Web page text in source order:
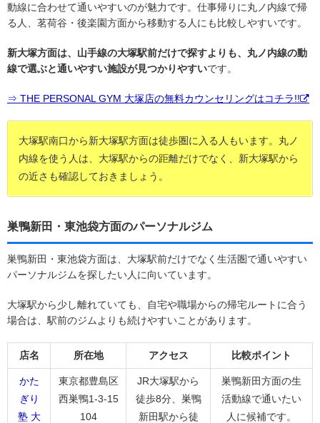
動線に合わせて通いやすいのが魅力です。仕事帰りに丸ノ内線で帰
る人、茗荷谷・後楽園方面から移動する人にも比較しやすいです。
新大塚方面は、山手線の大塚駅前だけで探すよりも、丸ノ内線の動
線で選ぶと通いやすい施設が見つかりやすいです。
⇒ THE PERSONAL GYM 大塚店の無料カウンセリングはコチラ!!
大塚駅南口から新大塚駅方面は徒歩圏に入る人もいます。丸ノ
内線を使う人は、大塚駅からの距離だけでなく、新大塚駅から
の近さも確認しておきましょう。
巣鴨新田・東池袋方面のパーソナルジム
巣鴨新田・東池袋方面は、大塚駅前だけでなく生活圏で通いやすい
パーソナルジムを探したい人に向いています。
大塚駅から少し離れていても、自宅や職場からの帰宅ルートに合う
場合は、駅前のジムよりも続けやすいことがあります。
店名 所在地 アクセス 比較ポイント
かた
ぎり
塾 大
東京都豊島区
西巣鴨1-3-15
104
JR大塚駅から
徒歩8分、巣鴨
新田駅から徒
巣鴨新田方面の生
活動線で通いたい
人に候補です。